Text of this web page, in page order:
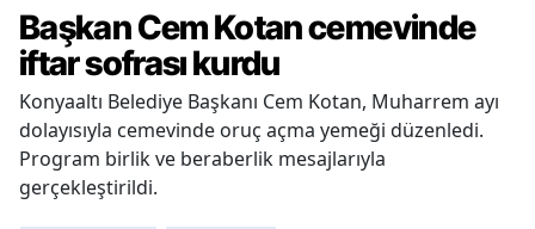
Başkan Cem Kotan cemevinde
iftar sofrası kurdu
Konyaaltı Belediye Başkanı Cem Kotan, Muharrem ayı
dolayısıyla cemevinde oruç açma yemeği düzenledi.
Program birlik ve beraberlik mesajlarıyla
gerçekleştirildi.